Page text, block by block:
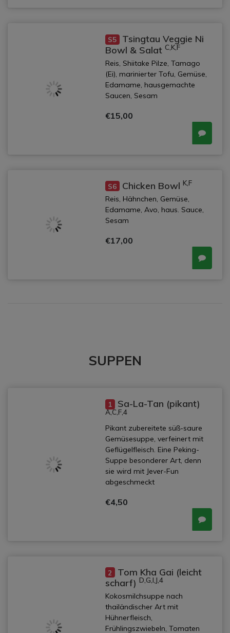
S5 Tsingtau Veggie Ni
Bowl & Salat C,K,F
Reis, Shiitake Pilze, Tamago
(Ei), marinierter Tofu, Gemüse,
Edamame, hausgemachte
Saucen, Sesam
€15,00
S6 Chicken Bowl K,F
Reis, Hähnchen, Gemüse,
Edamame, Avo, haus. Sauce,
Sesam
€17,00
SUPPEN
1 Sa-La-Tan (pikant)
A,C,F,4
Pikant zubereitete süß-saure
Gemüsesuppe, verfeinert mit
Geflügelfleisch. Eine Peking-
Suppe besonderer Art, denn
sie wird mit Jever-Fun
abgeschmeckt
€4,50
2 Tom Kha Gai (leicht
scharf) D,G,I,J,4
Kokosmilchsuppe nach
thailändischer Art mit
Hühnerfleisch,
Frühlingszwiebeln, Tomaten